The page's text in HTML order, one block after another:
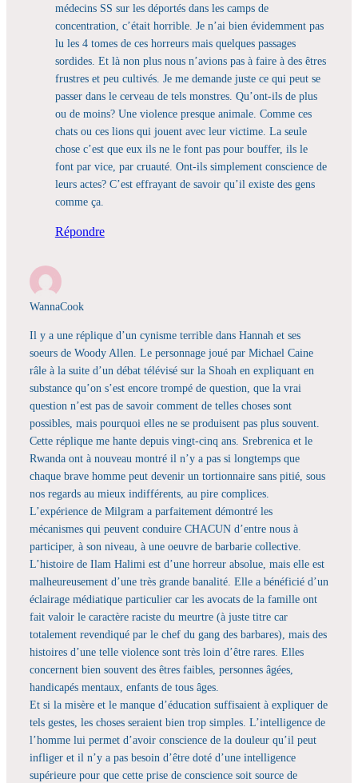
médecins SS sur les déportés dans les camps de
concentration, c’était horrible. Je n’ai bien évidemment pas
lu les 4 tomes de ces horreurs mais quelques passages
sordides. Et là non plus nous n’avions pas à faire à des êtres
frustres et peu cultivés. Je me demande juste ce qui peut se
passer dans le cerveau de tels monstres. Qu’ont-ils de plus
ou de moins? Une violence presque animale. Comme ces
chats ou ces lions qui jouent avec leur victime. La seule
chose c’est que eux ils ne le font pas pour bouffer, ils le
font par vice, par cruauté. Ont-ils simplement conscience de
leurs actes? C’est effrayant de savoir qu’il existe des gens
comme ça.
Répondre
WannaCook
Il y a une réplique d’un cynisme terrible dans Hannah et ses
soeurs de Woody Allen. Le personnage joué par Michael Caine
râle à la suite d’un débat télévisé sur la Shoah en expliquant en
substance qu’on s’est encore trompé de question, que la vrai
question n’est pas de savoir comment de telles choses sont
possibles, mais pourquoi elles ne se produisent pas plus souvent.
Cette réplique me hante depuis vingt-cinq ans. Srebrenica et le
Rwanda ont à nouveau montré il n’y a pas si longtemps que
chaque brave homme peut devenir un tortionnaire sans pitié, sous
nos regards au mieux indifférents, au pire complices.
L’expérience de Milgram a parfaitement démontré les
mécanismes qui peuvent conduire CHACUN d’entre nous à
participer, à son niveau, à une oeuvre de barbarie collective.
L’histoire de Ilam Halimi est d’une horreur absolue, mais elle est
malheureusement d’une très grande banalité. Elle a bénéficié d’un
éclairage médiatique particulier car les avocats de la famille ont
fait valoir le caractère raciste du meurtre (à juste titre car
totalement revendiqué par le chef du gang des barbares), mais des
histoires d’une telle violence sont très loin d’être rares. Elles
concernent bien souvent des êtres faibles, personnes âgées,
handicapés mentaux, enfants de tous âges.
Et si la misère et le manque d’éducation suffisaient à expliquer de
tels gestes, les choses seraient bien trop simples. L’intelligence de
l’homme lui permet d’avoir conscience de la douleur qu’il peut
infliger et il n’y a pas besoin d’être doté d’une intelligence
supérieure pour que cette prise de conscience soit source de